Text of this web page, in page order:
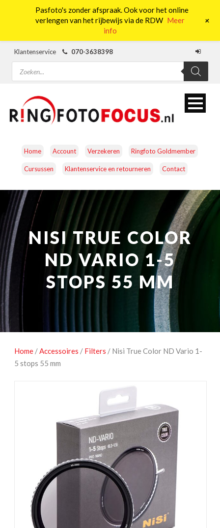
Klantenservice
070-3638398
Producten
zoeken
Home Account Verzekeren Ringfoto Goldmember
Cursussen Klantenservice en retourneren Contact
CAMERA’S OBJECTIEVEN ACCESSOIRES
NATUUROBSERVATIE MEDIA EN ENERGIE
STUDIOFOTOGRAFIE OCCASIONS
NISI TRUE COLOR
ND VARIO 1-5
STOPS 55 MM
Home /Accessoires / Filters / Nisi True Color ND Vario 1-
5 stops 55 mm
Pasfoto's zonder afspraak. Ook voor het online
verlengen van het rijbewijs via de RDW Meer
info
+